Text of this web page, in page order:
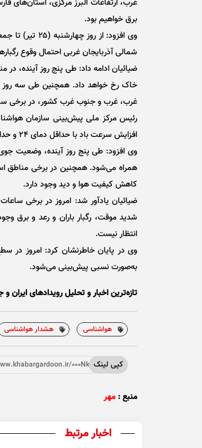
غرب، ارتفاعات البرز مرکزی، استان‌های
برق خواهیم بود.
شمالی آذربایجان غربی احتمال وقوع
ضیائیان ادامه داد: طی پنج روز
خاک رخ خواهد داد. همچنین طی سه روز
غرب، غرب و جنوب غرب کشور، در برخی
رئیس مرکز ملی پیش‌بینی سازمان
افزایش سرعت باد با حداقل دمای ۲۴ و حداکثر دمای ۳۷ درجه سانتی‌گراد پیش‌بینی می‌شود.
وی افزود: طی پنج روز آینده، وضعیت
همراه می‌شود. همچنین در برخی مناطق
کاهش کیفیت هوا و دید وجود دارد.
ضیائیان یادآور شد: امروز در برخی
شدید موقت، رگبار باران و رعد و برق
انتظار نیست.
وی در پایان خاطرنشان کرد: امروز در
به‌صورت نسبی پیش‌بینی می‌شود.
تازه‌ترین اخبار و تحلیل‌ رویدادهای ایران
هواشناسی هشدار هواشناسی
کپی لینک000NkX
منبع : مهر
اخبار مرتبط